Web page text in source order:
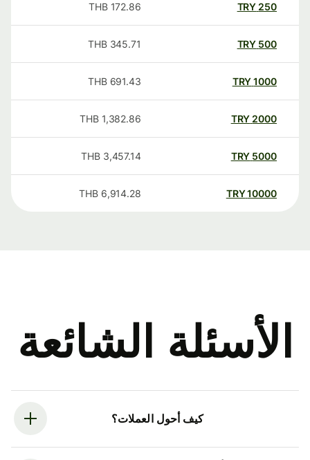
250
TRY
172.86
THB
500
TRY
345.71
THB
1000
TRY
691.43
THB
2000
TRY
1,382.86
THB
5000
TRY
3,457.14
THB
10000
TRY
6,914.28
THB
الأسئلة الشائعة
كيف أحول العملات؟